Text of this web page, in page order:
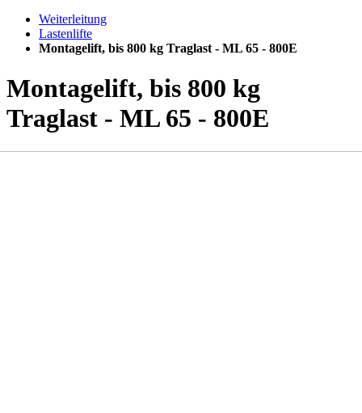
Weiterleitung
Lastenlifte
Montagelift, bis 800 kg Traglast - ML 65 - 800E
Montagelift, bis 800 kg
Traglast - ML 65 - 800E